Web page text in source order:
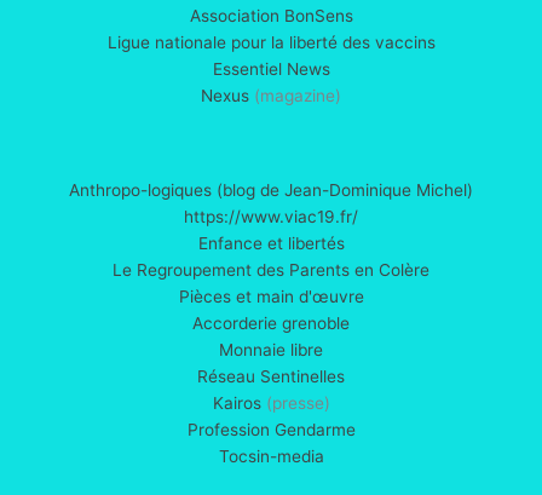
Association BonSens
Ligue nationale pour la liberté des vaccins
Essentiel News
Nexus (magazine)
Anthropo-logiques (blog de Jean-Dominique Michel)
https://www.viac19.fr/
Enfance et libertés
Le Regroupement des Parents en Colère
Pièces et main d'œuvre
Accorderie grenoble
Monnaie libre
Réseau Sentinelles
Kairos(presse)
Profession Gendarme
Tocsin-media